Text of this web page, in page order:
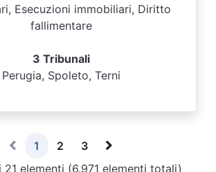
Esecuzioni immobiliari, Diritto
fallimentare
3 Tribunali
Perugia, Spoleto, Terni
1 2
3
21 elementi (6.971 elementi totali)